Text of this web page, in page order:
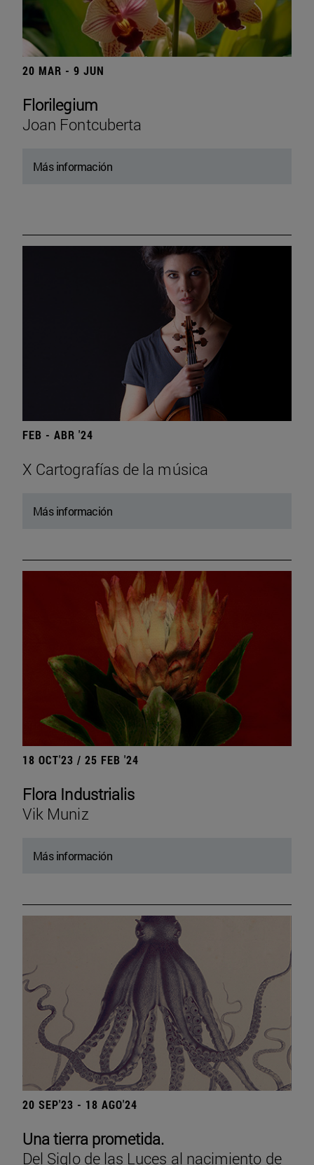
20 MAR - 9 JUN
Florilegium
Joan Fontcuberta
Más información
FEB - ABR '24
X Cartografías de la música
Más información
18 OCT'23 / 25 FEB '24
Flora Industrialis
Vik Muniz
Más información
20 SEP'23 - 18 AGO'24
Una tierra prometida.
Del Siglo de las Luces al nacimiento de